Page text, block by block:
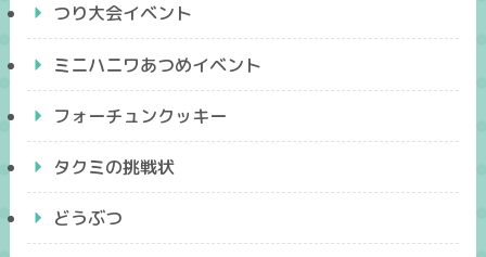
つり大会イベント
ミニハニワあつめイベント
フォーチュンクッキー
タクミの挑戦状
どうぶつ